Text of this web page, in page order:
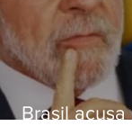
Brasil acusa